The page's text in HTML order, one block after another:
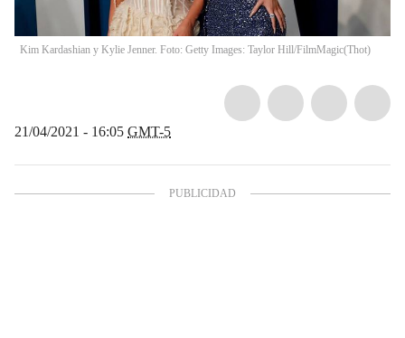
Kim Kardashian y Kylie Jenner. Foto: Getty Images: Taylor Hill/FilmMagic(Thot)
21/04/2021 - 16:05 GMT-5